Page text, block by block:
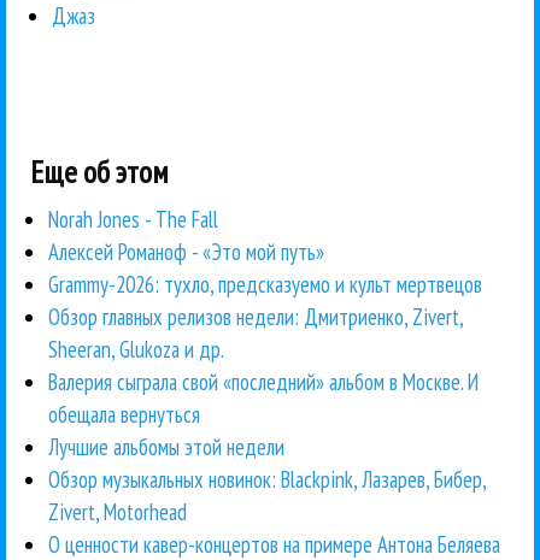
Джаз
Еще об этом
Norah Jones - The Fall
Алексей Романоф - «Это мой путь»
Grammy-2026: тухло, предсказуемо и культ мертвецов
Обзор главных релизов недели: Дмитриенко, Zivert,
Sheeran, Glukoza и др.
Валерия сыграла свой «последний» альбом в Москве. И
обещала вернуться
Лучшие альбомы этой недели
Обзор музыкальных новинок: Blackpink, Лазарев, Бибер,
Zivert, Motorhead
О ценности кавер-концертов на примере Антона Беляева